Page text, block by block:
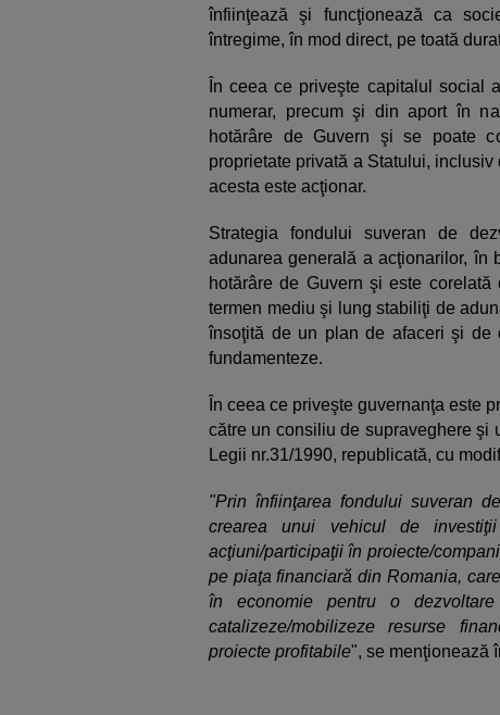
înfiinţează şi funcţionează ca
întregime, în mod direct, pe toată
În ceea ce priveşte capitalul social
numerar, precum şi din aport în
hotărâre de Guvern şi se poate
proprietate privată a Statului,
acesta este acţionar.
Strategia fondului suveran de
adunarea generală a acţionarilor, în
hotărâre de Guvern şi este
termen mediu şi lung stabiliţi de
însoţită de un plan de afaceri şi de
fundamenteze.
În ceea ce priveşte guvernanţa este
către un consiliu de supraveghere şi
Legii nr.31/1990, republicată, cu
"Prin înfiinţarea fondului suveran
crearea unui vehicul de
acţiuni/participaţii în proiecte/
pe piaţa financiară din Romania,
în economie pentru o
catalizeze/mobilizeze resurse
proiecte profitabile", se menţionează